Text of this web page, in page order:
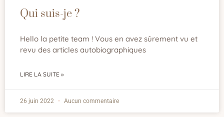
Qui suis-je ?
Hello la petite team ! Vous en avez sûrement vu et
revu des articles autobiographiques
LIRE LA SUITE »
26 juin 2022 Aucun commentaire